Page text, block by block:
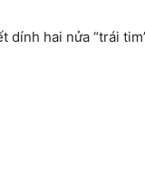
dính hai nửa “trái